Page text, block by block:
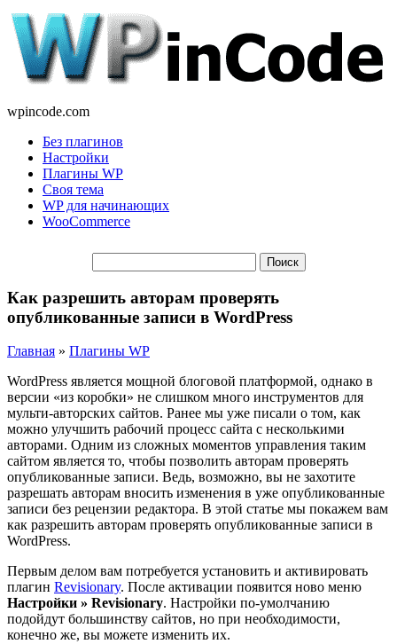
wpincode.com
Без плагинов
Настройки
Плагины WP
Своя тема
WP для начинающих
WooCommerce
Как разрешить авторам проверять
опубликованные записи в WordPress
Главная » Плагины WP
WordPress является мощной блоговой платформой, однако в
версии «из коробки» не слишком много инструментов для
мульти-авторских сайтов. Ранее мы уже писали о том, как
можно улучшить рабочий процесс сайта с несколькими
авторами. Одним из сложных моментов управления таким
сайтом является то, чтобы позволить авторам проверять
опубликованные записи. Ведь, возможно, вы не захотите
разрешать авторам вносить изменения в уже опубликованные
записи без рецензии редактора. В этой статье мы покажем вам
как разрешить авторам проверять опубликованные записи в
WordPress.
Первым делом вам потребуется установить и активировать
плагин Revisionary. После активации появится ново меню
Настройки » Revisionary. Настройки по-умолчанию
подойдут большинству сайтов, но при необходимости,
конечно же, вы можете изменить их.